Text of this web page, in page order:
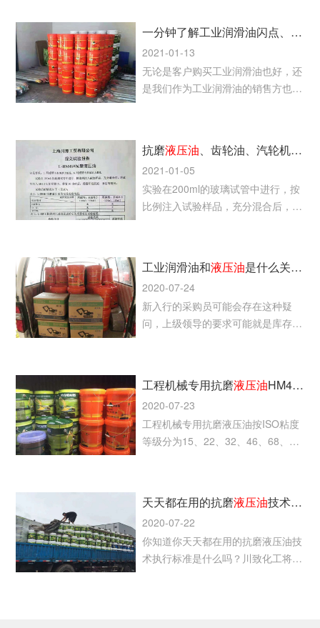
一分钟了解工业润滑油闪点、倾点和粘度指数等的基本定义
2021-01-13
无论是客户购买工业润滑油也好，还
是我们作为工业润滑油的销售方也
的甚至引发机械设备故障、停车等问
题。
抗磨液压油、齿轮油、汽轮机油混兑实验报告
2021-01-05
实验在200ml的玻璃试管中进行，按
比例注入试验样品，充分混合后，将
工业润滑油和液压油是什么关系？
2020-07-24
新入行的采购员可能会存在这种疑
问，上级领导的要求可能就是库存告
工程机械专用抗磨液压油HM46和68号为什么颜色不同
2020-07-23
工程机械专用抗磨液压油按ISO粘度
等级分为15、22、32、46、68、
天天都在用的抗磨液压油技术执行标准是什么？
2020-07-22
你知道你天天都在用的抗磨液压油技
术执行标准是什么吗？川致化工将与